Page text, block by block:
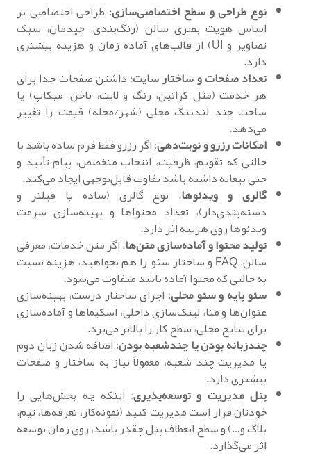
نوع طراحی و سطح اختصاصی‌سازی: طراحی اختصاصی بر
اساس هویت بصری سالن (رنگ‌بندی، چیدمان، سبک
تصاویر و UI) از قالب‌های آماده زمان و هزینه بیشتری
دارد.
تعداد صفحات و ساختار سایت: داشتن صفحات جدا برای
هر خدمت (مثل کراتین، رنگ و لایت، ناخن، میکاپ) یا
ساخت چند لندینگ محلی (شهر/محله) قیمت را تغییر
می‌دهد.
امکانات رزرو و نوبت‌دهی: اگر رزرو فقط فرم ساده باشد با
حالتی که تقویم، ظرفیت، انتخاب متخصص، پیام تأیید و
حتی بیعانه داشته باشد تفاوت قابل‌توجهی ایجاد می‌کند.
گالری و ویدئوها: نوع گالری (ساده یا فیلتر و
دسته‌بندی‌دار)، تعداد محتواها و بهینه‌سازی سرعت
ویدئوها روی هزینه اثر دارد.
تولید محتوا و آماده‌سازی متن‌ها: اگر متن خدمات، معرفی
سالن، FAQ و ساختار سئو را هم بخواهید، هزینه نسبت
به حالتی که محتوا آماده باشد متفاوت می‌شود.
سئو پایه و سئو محلی: اجرای ساختار درست، بهینه‌سازی
عنوان‌ها و متا، لینک‌سازی داخلی، اسکیماها و آماده‌سازی
برای نتایج محلی، سطح کار را بالاتر می‌برد.
چندزبانه بودن یا چندشعبه بودن: اضافه شدن زبان دوم
یا مدیریت چند شعبه، معمولاً نیاز به ساختار و صفحات
بیشتری دارد.
پنل مدیریت و توسعه‌پذیری: اینکه چه بخش‌هایی را
خودتان قرار است مدیریت کنید (نمونه‌کار، تعرفه‌ها، تیم،
بلاگ و…) و سطح انعطاف پنل چقدر باشد، روی زمان توسعه
اثر می‌گذارد.